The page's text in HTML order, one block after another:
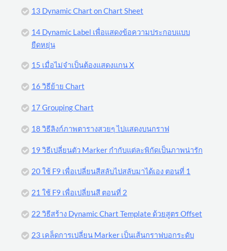
13 Dynamic Chart on Chart Sheet
14 Dynamic Label เพื่อแสดงข้อความประกอบแบบ
ยืดหยุ่น
15 เมื่อไม่จำเป็นต้องแสดงแกน X
16 วิธีย้าย Chart
17 Grouping Chart
18 วิธีลิงก์ภาพตารางสวยๆ ไปแสดงบนกราฟ
19 วิธีเปลี่ยนตัว Marker กำกับแต่ละพิกัดเป็นภาพน่ารัก
20 ใช้ F9 เพื่อเปลี่ยนสีสลับไปสลับมาได้เอง ตอนที่ 1
21 ใช้ F9 เพื่อเปลี่ยนสี ตอนที่ 2
22 วิธีสร้าง Dynamic Chart Template ด้วยสูตร Offset
23 เคล็ดการเปลี่ยน Marker เป็นเส้นกราฟบอกระดับ